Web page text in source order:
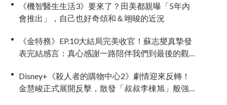
《機智醫生生活3》要來了？田美都親曝「5年內
會推出」，自己也好奇頌和＆翊晙的近況
《金特務》EP.10大結局完美收官！蘇志燮真摯發
表完結感言：真心感謝一路陪伴我們到最後的觀
Disney+《殺人者的購物中心2》劇情迎來反轉！
金慧峻正式展開反擊，散發「叔叔李棟旭」般強